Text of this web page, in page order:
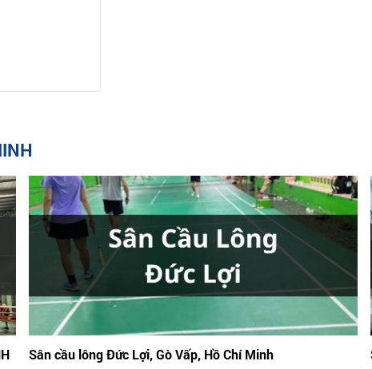
Sân cầu lông Đức Lợi, Gò Vấp, Hồ Chí Minh